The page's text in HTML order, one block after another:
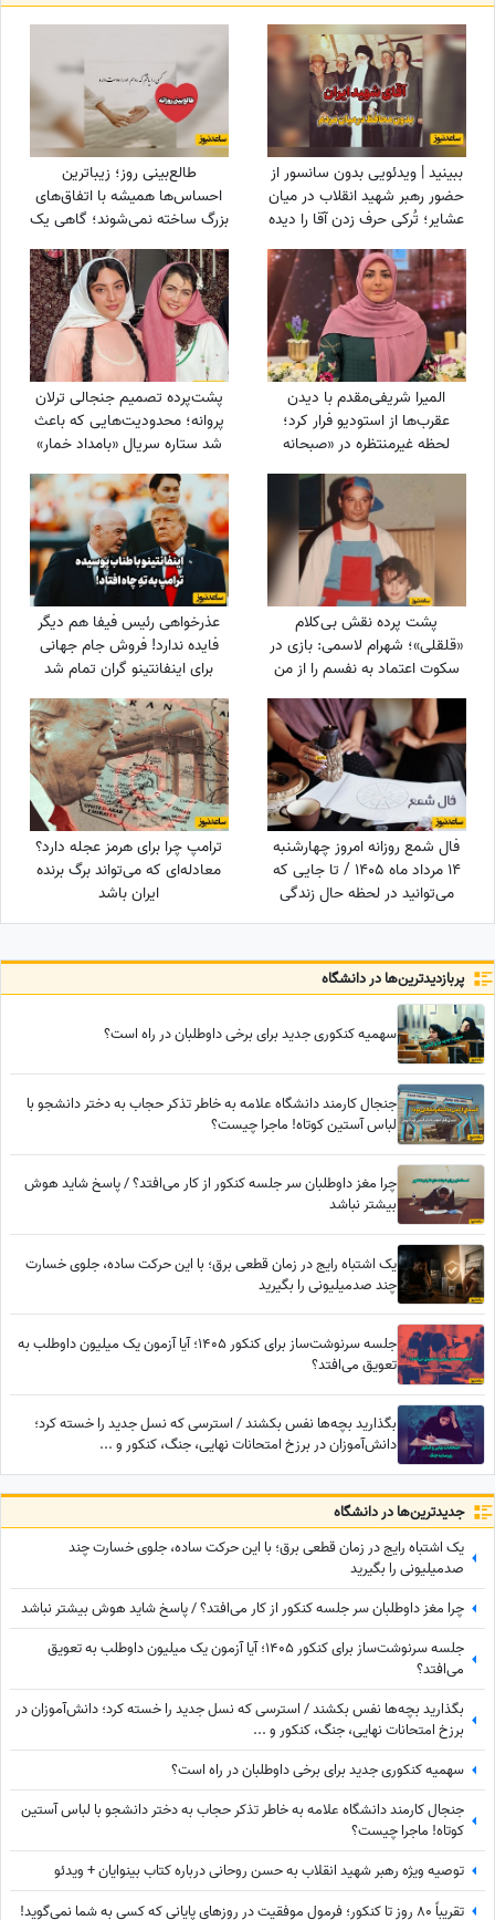
ببینید | ویدئویی بدون سانسور از
حضور رهبر شهید انقلاب در میان
عشایر؛ تُرکی حرف زدن آقا را دیده
بودید؟
طالع‌بینی روز؛ زیباترین
احساس‌ها همیشه با اتفاق‌های
بزرگ ساخته نمی‌شوند؛ گاهی یک
نگاه یا یک توجه کوتاه می‌تواند
یک روز معمولی را به خاطره‌ای
خاص تبدیل کند / پنج‌شنبه 15
مرداد 1405
المیرا شریفی‌مقدم با دیدن
عقرب‌ها از استودیو فرار کرد؛
لحظه غیرمنتظره در «صبحانه
ایرانی» + ویدئو
پشت‌پرده تصمیم جنجالی ترلان
پروانه؛ محدودیت‌هایی که باعث
شد ستاره سریال «بامداد خمار»
دور رفیق‌بازی را خط بکشد!
پشت پرده نقش بی‌کلام
«قلقلی»؛ شهرام لاسمی: بازی در
سکوت اعتماد به نفسم را از من
گرفت! مدیون این بازیگر معروف
هستم، دستاشو می‌بوسم، دخترم
خیلی به من کمک کرد+ویدئو
عذرخواهی رئیس فیفا هم دیگر
فایده ندارد! فروش جام جهانی
برای اینفانتینو گران تمام شد
فال شمع روزانه امروز چهارشنبه
14 مرداد ماه 1405 / تا جایی که
می‌توانید در لحظه حال زندگی
کرده و از آن نهایت استفاده را
ترامپ چرا برای هرمز عجله دارد؟
معادله‌ای که می‌تواند برگ برنده
ایران باشد
پربازدید‌ترین‌ها در دانشگاه
سهمیه کنکوری جدید برای برخی داوطلبان در راه است؟
جنجال کارمند دانشگاه علامه به خاطر تذکر حجاب به دختر دانشجو با
لباس آستین کوتاه! ماجرا چیست؟
چرا مغز داوطلبان سر جلسه کنکور از کار می‌افتد؟ / پاسخ شاید هوش
بیشتر نباشد
یک اشتباه رایج در زمان قطعی برق؛ با این حرکت ساده، جلوی خسارت
چند صدمیلیونی را بگیرید
جلسه سرنوشت‌ساز برای کنکور 1405؛ آیا آزمون یک میلیون داوطلب به
تعویق می‌افتد؟
بگذارید بچه‌ها نفس بکشند / استرسی که نسل جدید را خسته کرد؛
دانش‌آموزان در برزخ امتحانات نهایی، جنگ، کنکور و ...
جدید‌ترین‌ها در دانشگاه
یک اشتباه رایج در زمان قطعی برق؛ با این حرکت ساده، جلوی خسارت چند
صدمیلیونی را بگیرید
چرا مغز داوطلبان سر جلسه کنکور از کار می‌افتد؟ / پاسخ شاید هوش بیشتر نباشد
جلسه سرنوشت‌ساز برای کنکور 1405؛ آیا آزمون یک میلیون داوطلب به تعویق
می‌افتد؟
بگذارید بچه‌ها نفس بکشند / استرسی که نسل جدید را خسته کرد؛ دانش‌آموزان در
برزخ امتحانات نهایی، جنگ، کنکور و ...
سهمیه کنکوری جدید برای برخی داوطلبان در راه است؟
جنجال کارمند دانشگاه علامه به خاطر تذکر حجاب به دختر دانشجو با لباس آستین
کوتاه! ماجرا چیست؟
توصیه ویژه رهبر شهید انقلاب به حسن روحانی درباره کتاب بینوایان + ویدئو
تقریباً 80 روز تا کنکور؛ فرمول موفقیت در روزهای پایانی که کسی به شما نمی‌گوید!